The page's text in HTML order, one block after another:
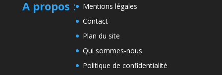
A propos :
Mentions légales
Contact
Plan du site
Qui sommes-nous
Politique de confidentialité